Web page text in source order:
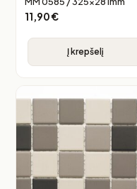
11,90€
Į krepšelį